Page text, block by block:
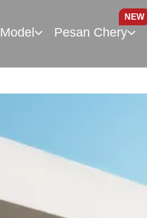
Model Pesan Chery
NEW